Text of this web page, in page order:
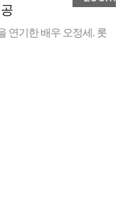
연기한 배우 오정세. 롯